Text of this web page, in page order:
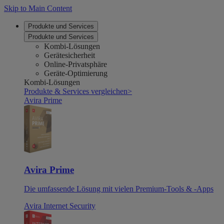
Skip to Main Content
Produkte und Services
Produkte und Services
Kombi-Lösungen
Gerätesicherheit
Online-Privatsphäre
Geräte-Optimierung
Kombi-Lösungen
Produkte & Services vergleichen>
Avira Prime
Avira Prime
Die umfassende Lösung mit vielen Premium-Tools & -Apps
Avira Internet Security